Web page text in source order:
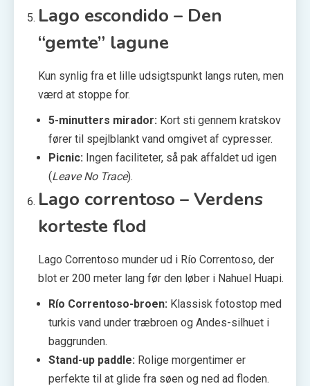
Lago escondido – Den
“gemte” lagune
Kun synlig fra et lille udsigtspunkt langs ruten, men
værd at stoppe for.
5-minutters mirador: Kort sti gennem kratskov
fører til spejlblankt vand omgivet af cypresser.
Picnic: Ingen faciliteter, så pak affaldet ud igen
(Leave No Trace).
Lago correntoso – Verdens
korteste flod
Lago Correntoso munder ud i Río Correntoso, der
blot er 200 meter lang før den løber i Nahuel Huapi.
Río Correntoso-broen: Klassisk fotostop med
turkis vand under træbroen og Andes-silhuet i
baggrunden.
Stand-up paddle: Rolige morgentimer er
perfekte til at glide fra søen og ned ad floden.